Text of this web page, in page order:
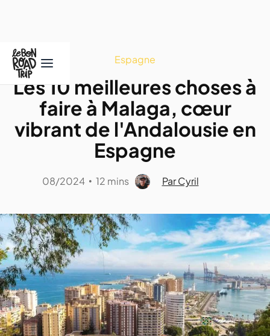
Espagne
Les 10 meilleures choses à
faire à Malaga, cœur
vibrant de l'Andalousie en
Espagne
08/2024 • 12 mins Par Cyril